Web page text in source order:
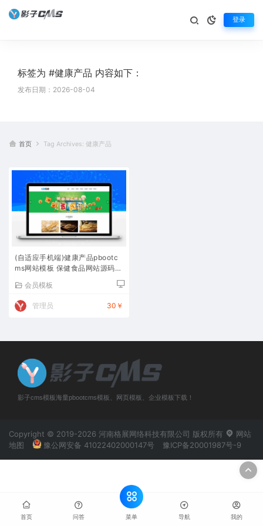
登录
标签为 #健康产品 内容如下：
发布日期：2026-08-04
首页 Tag Archives: 健康产品
(自适应手机端)健康产品pbootc
ms网站模板 保健食品网站源码下
会员模板
管理员 30￥
影子cms模板海量pbootcms模板、网页模板、企业模板下载！
Copyright © 2019-2026 河南格展网络科技有限公司 版权所有
网站
地图
豫公网安备 41022402000147号 豫ICP备20001987号-9
首页 问答 菜单 导航 我的